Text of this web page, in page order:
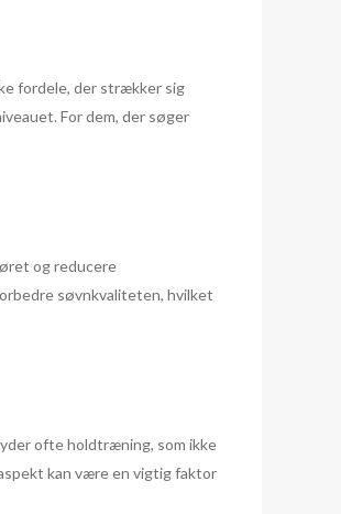
fordele, der strækker sig
For dem, der søger
og reducere
søvnkvaliteten, hvilket
ofte holdtræning, som ikke
kan være en vigtig faktor